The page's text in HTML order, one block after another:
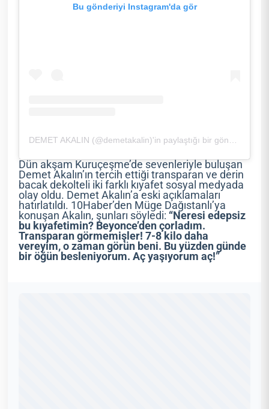
Bu gönderiyi Instagram'da gör
DEMET AKALIN (@demetakalin)'in paylaştığı bir gönderi
Dün akşam Kuruçeşme’de sevenleriyle buluşan
Demet Akalın’ın tercih ettiği transparan ve derin
bacak dekolteli iki farklı kıyafet sosyal medyada
olay oldu. Demet Akalın’a eski açıklamaları
hatırlatıldı. 10Haber’den Müge Dağıstanlı’ya
konuşan Akalın, şunları söyledi: “Neresi edepsiz
bu kıyafetimin? Beyonce’den çorladım.
Transparan görmemişler! 7-8 kilo daha
vereyim, o zaman görün beni. Bu yüzden günde
bir öğün besleniyorum. Aç yaşıyorum aç!”